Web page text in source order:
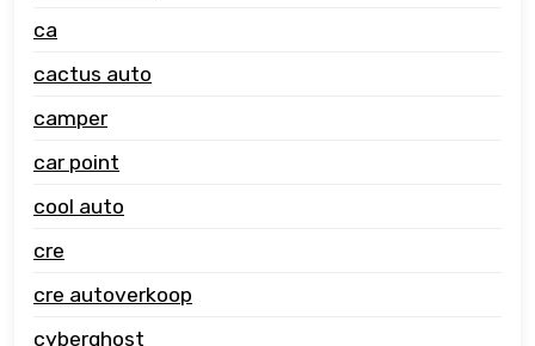
ca
cactus auto
camper
car point
cool auto
cre
cre autoverkoop
cyberghost